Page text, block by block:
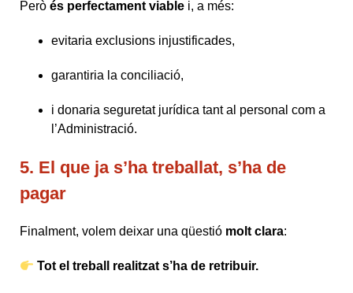
Però és perfectament viable i, a més:
evitaria exclusions injustificades,
garantiria la conciliació,
i donaria seguretat jurídica tant al personal com a
l’Administració.
5. El que ja s’ha treballat, s’ha de
pagar
Finalment, volem deixar una qüestió molt clara:
Tot el treball realitzat s’ha de retribuir.